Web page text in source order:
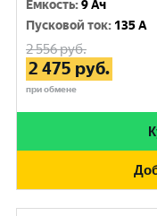
Емкость:9 Ач
Пусковой ток: 135 A
2 556руб.
2 475 руб.
при обмене